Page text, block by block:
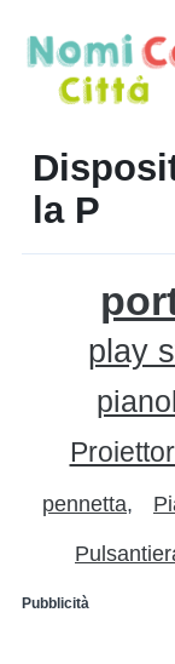
la P
play
pennetta
Pubblicità